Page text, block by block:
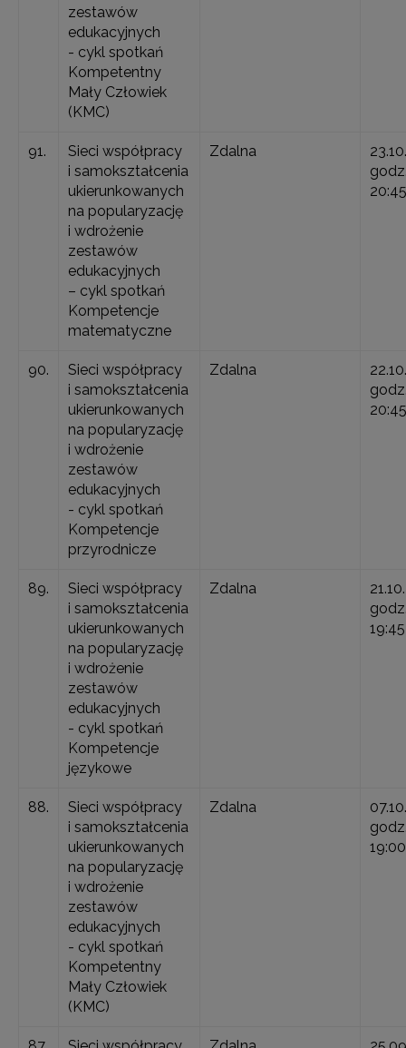
zestawów
edukacyjnych
- cykl spotkań
Kompetentny
Mały Człowiek
(KMC)
91.
Sieci współpracy
i samokształcenia
ukierunkowanych
na popularyzację
i wdrożenie
zestawów
edukacyjnych
– cykl spotkań
Kompetencje
matematyczne
Zdalna
20:45
90.
Sieci współpracy
i samokształcenia
ukierunkowanych
na popularyzację
i wdrożenie
zestawów
edukacyjnych
- cykl spotkań
Kompetencje
przyrodnicze
Zdalna
20:45
89.
Sieci współpracy
i samokształcenia
ukierunkowanych
na popularyzację
i wdrożenie
zestawów
edukacyjnych
- cykl spotkań
Kompetencje
językowe
Zdalna
19:45
88.
Sieci współpracy
i samokształcenia
ukierunkowanych
na popularyzację
i wdrożenie
zestawów
edukacyjnych
- cykl spotkań
Kompetentny
Mały Człowiek
(KMC)
Zdalna
19:00